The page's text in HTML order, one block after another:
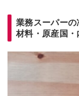
業務スーパー
材料・原産国・